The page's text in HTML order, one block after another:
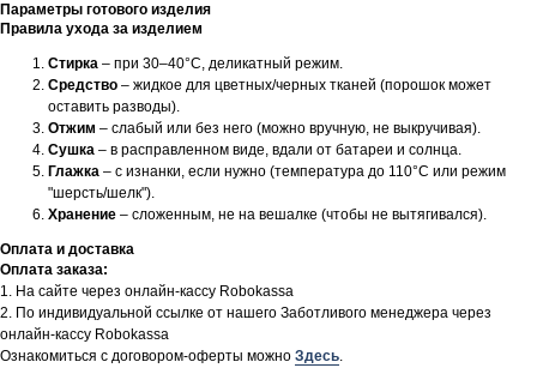
Параметры готового изделия
Правила ухода за изделием
Стирка – при 30–40°C, деликатный режим.
Средство – жидкое для цветных/черных тканей (порошок может
оставить разводы).
Отжим – слабый или без него (можно вручную, не выкручивая).
Сушка – в расправленном виде, вдали от батареи и солнца.
Глажка – с изнанки, если нужно (температура до 110°C или режим
"шерсть/шелк").
Хранение – сложенным, не на вешалке (чтобы не вытягивался).
Оплата и доставка
Оплата заказа:
1. На сайте через онлайн-кассу Robokassa
2. По индивидуальной ссылке от нашего Заботливого менеджера через
онлайн-кассу Robokassa
Ознакомиться с договором-оферты можно Здесь.